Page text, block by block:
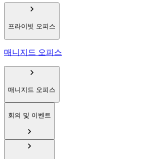
프라이빗 오피스
매니지드 오피스
매니지드 오피스
회의 및 이벤트